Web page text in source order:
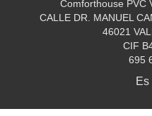
Comforthouse PVC
CALLE DR. MANUEL
46021
CIF
695
Es